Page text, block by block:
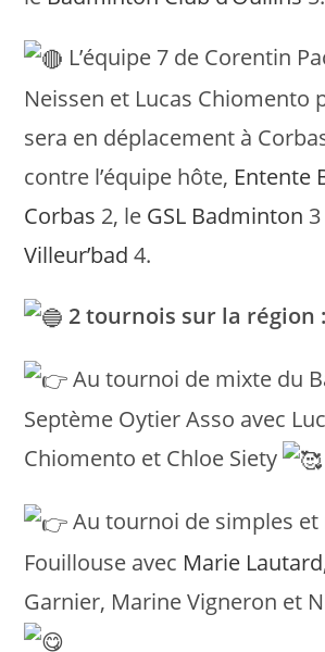
L’équipe 7 de Corentin
Neissen et Lucas Chiomento
sera en déplacement à
contre l’équipe hôte, Entente
Corbas 2, le GSL Badminton
Villeur’bad 4.
2 tournois sur la région :
Au tournoi de mixte du
Septème Oytier Asso avec
Chiomento et Chloe Siety
Au tournoi de simples et
Fouillouse avec Marie Lautard
Garnier, Marine Vigneron et